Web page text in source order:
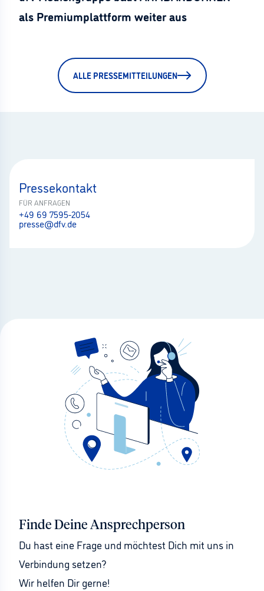
als Premiumplattform weiter aus
ALLE PRESSEMITTEILUNGEN
Pressekontakt
FÜR ANFRAGEN
+49 69 7595-2054
presse@dfv.de
Finde Deine Ansprechperson
Du hast eine Frage und möchtest Dich mit uns in
Verbindung setzen?
Wir helfen Dir gerne!